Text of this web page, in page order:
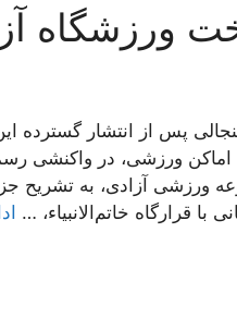
ورزشگاه
پس از انتشار گسترده
ورزشی، در واکنشی
ورزشی آزادی، به تشریح